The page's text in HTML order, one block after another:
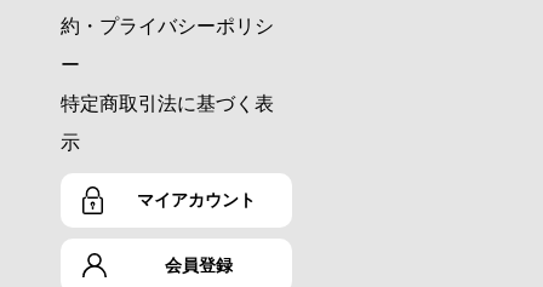
約・プライバシーポリシ
ー
特定商取引法に基づく表
示
マイアカウント
会員登録